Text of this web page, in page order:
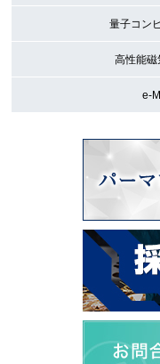
量子コン
高性能磁
e-